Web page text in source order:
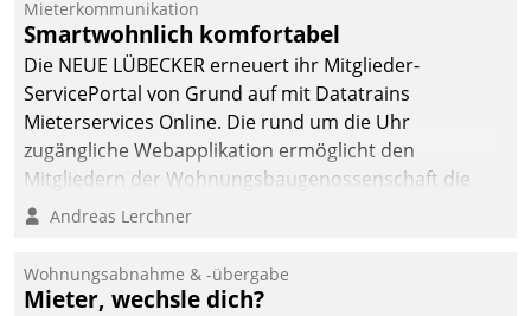
Mieterkommunikation
Smartwohnlich komfortabel
Die NEUE LÜBECKER erneuert ihr Mitglieder-
ServicePortal von Grund auf mit Datatrains
Mieterservices Online. Die rund um die Uhr
zugängliche Webapplikation ermöglicht den
Mitgliedern der Wohnungs­bau­genossenschaft die
Kontaktaufnahme per Smartphone, Tablet oder PC.
Andreas Lerchner
Wohnungsabnahme & -übergabe
Mieter, wechsle dich?